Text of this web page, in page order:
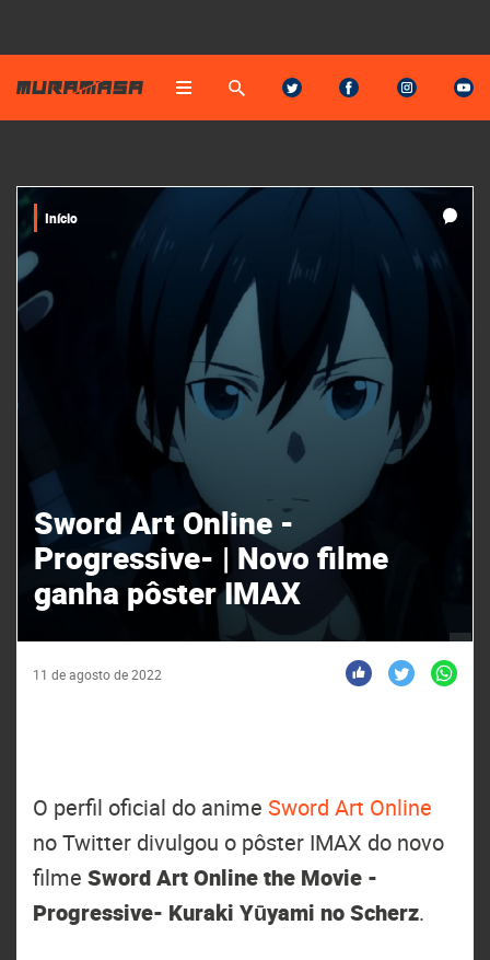
Início
Sword Art Online -
Progressive- | Novo filme
ganha pôster IMAX
11 de agosto de 2022
O perfil oficial do anime Sword Art Online
no Twitter divulgou o pôster IMAX do novo
filme Sword Art Online the Movie -
Progressive- Kuraki Yūyami no Scherz.